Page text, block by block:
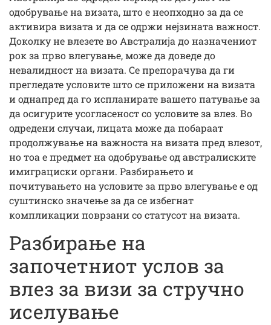
одобрување на визата, што е неопходно за да се
активира визата и да се одржи нејзината важност.
Доколку не влезете во Австралија до назначениот
рок за прво влегување, може да доведе до
невалидност на визата. Се препорачува да ги
прегледате условите што се приложени на визата
и однапред да го испланирате вашето патување за
да осигурите усогласеност со условите за влез. Во
одредени случаи, лицата може да побараат
продолжување на важноста на визата пред влезот,
но тоа е предмет на одобрување од австралиските
имиграциски органи. Разбирањето и
почитувањето на условите за прво влегување е од
суштинско значење за да се избегнат
компликации поврзани со статусот на визата.
Разбирање на
започетниот услов за
влез за визи за стручно
иселување